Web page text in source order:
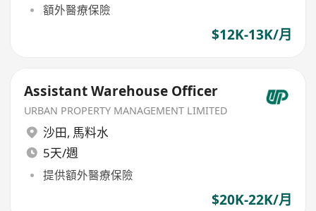
額外醫療保險
$12K-13K/月
Assistant Warehouse Officer
URBAN PROPERTY MANAGEMENT LIMITED
沙田, 馬料水
5天/週
提供額外醫療保險
$20K-22K/月